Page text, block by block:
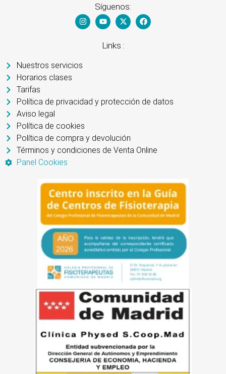
Síguenos:
Links :
Nuestros servicios
Horarios clases
Tarifas
Política de privacidad y protección de datos
Aviso legal
Política de cookies
Política de compra y devolución
Términos y condiciones de Venta Online
Panel Cookies